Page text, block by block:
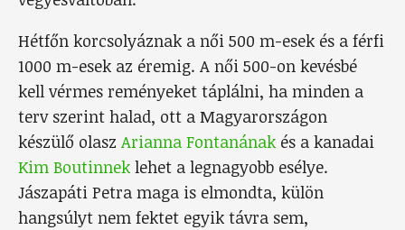
Hétfőn korcsolyáznak a női 500 m-esek és a férfi
1000 m-esek az éremig. A női 500-on kevésbé
kell vérmes reményeket táplálni, ha minden a
terv szerint halad, ott a Magyarországon
készülő olasz Arianna Fontanának és a kanadai
Kim Boutinnek lehet a legnagyobb esélye.
Jászapáti Petra maga is elmondta, külön
hangsúlyt nem fektet egyik távra sem,